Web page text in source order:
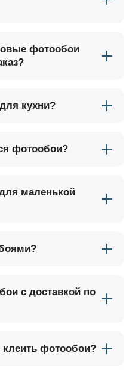
фотообои
кухни?
фотообои?
маленькой
с доставкой по
фотообои?